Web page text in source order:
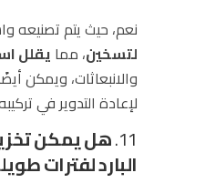
نعم، حيث يتم تصنيعه
لتسخين، مما يقلل
والانبعاثات، ويمكن
لإعادة التدوير في
11. هل يمكن
البارد لفترات